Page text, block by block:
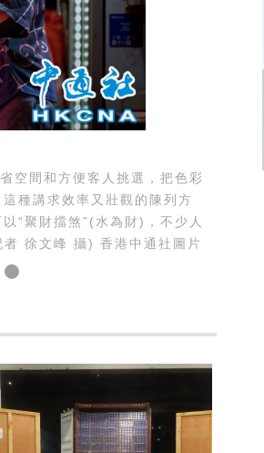
間和方便客人挑選，把色彩
種講求效率又壯觀的陳列方
“聚財擋煞”(水為財)，不少人
者 徐文峰 攝) 香港中通社圖片